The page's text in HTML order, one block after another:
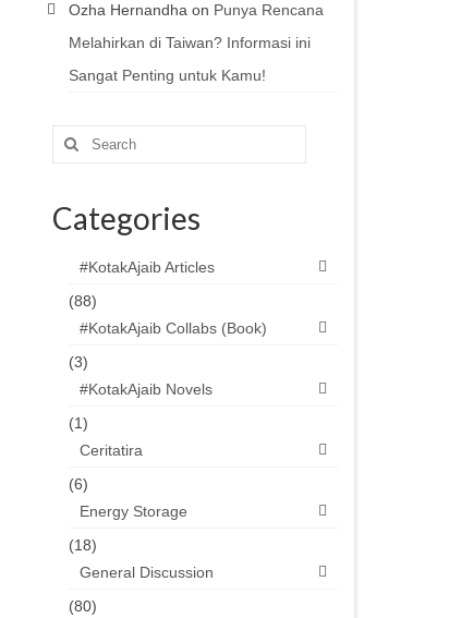
Ozha Hernandha on Punya Rencana
Melahirkan di Taiwan? Informasi ini
Sangat Penting untuk Kamu!
Search
for:
Categories
#KotakAjaib Articles
(88)
#KotakAjaib Collabs (Book)
(3)
#KotakAjaib Novels
(1)
Ceritatira
(6)
Energy Storage
(18)
General Discussion
(80)